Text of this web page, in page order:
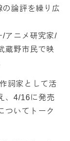
論評を繰り広
/アニメ研究家/
蔵野市民で映
詞家として活
、4/16に発売
ついてトーク